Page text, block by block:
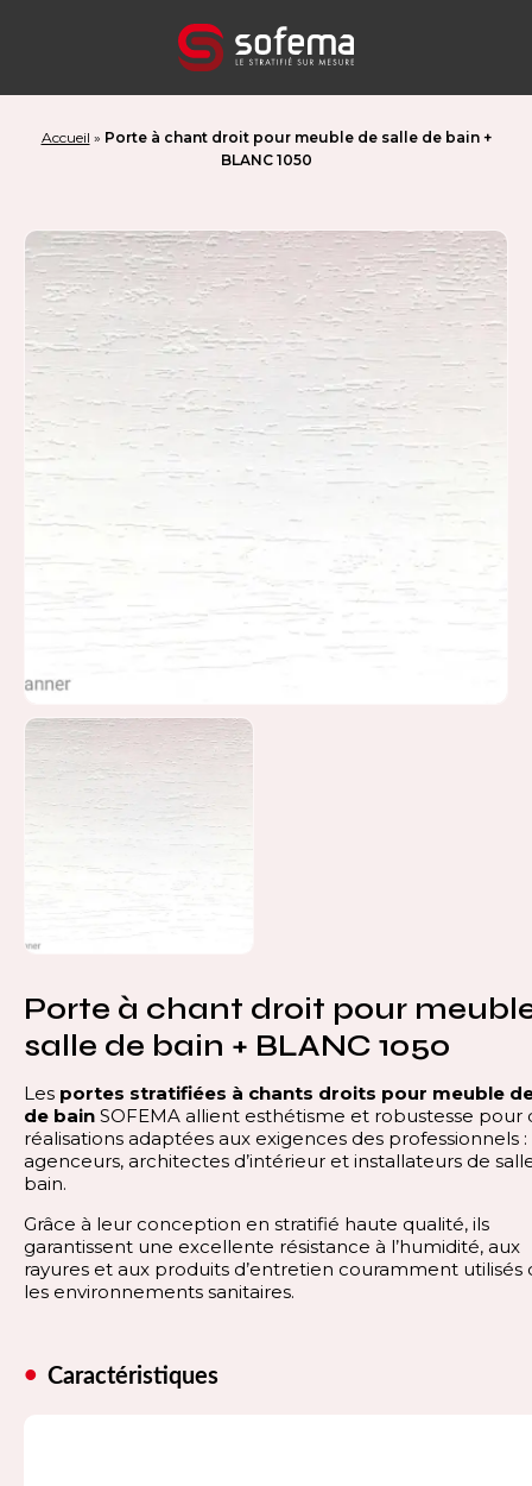
Accueil » Porte à chant droit pour meuble de salle de bain +
BLANC 1050
Porte à chant droit pour
salle de bain + BLANC 1050
Les portes stratifiées à chants droits pour meuble
de bain SOFEMA allient esthétisme et robustesse pour
réalisations adaptées aux exigences des professionnels :
agenceurs, architectes d’intérieur et installateurs de
bain.
Grâce à leur conception en stratifié haute qualité, ils
garantissent une excellente résistance à l’humidité, aux
rayures et aux produits d’entretien couramment utilisés
les environnements sanitaires.
Caractéristiques